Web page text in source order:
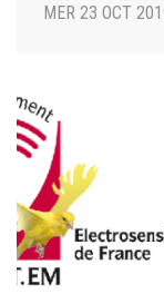
MER 23 OCT